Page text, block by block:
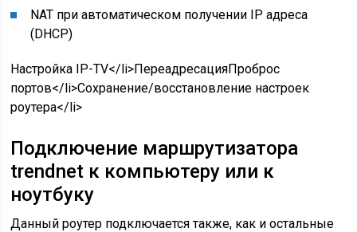
NAT при автоматическом получении IP адреса
(DHCP)
Настройка IP-TV</li>ПереадресацияПроброс
портов</li>Сохранение/восстановление настроек
роутера</li>
Подключение маршрутизатора
trendnet к компьютеру или к
ноутбуку
Данный роутер подключается также, как и остальные